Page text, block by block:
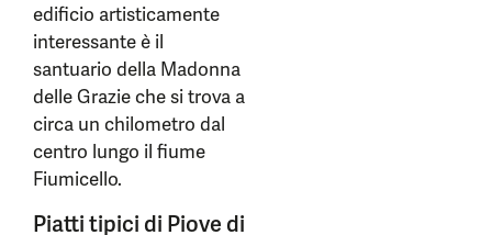
edificio artisticamente
interessante è il
santuario della Madonna
delle Grazie che si trova a
circa un chilometro dal
centro lungo il fiume
Fiumicello.
Piatti tipici di Piove di